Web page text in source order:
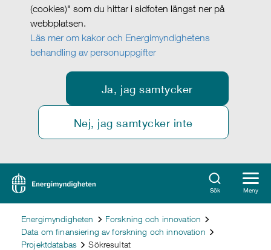
(cookies)" som du hittar i sidfoten längst ner på
webbplatsen.
Läs mer om kakor och Energimyndighetens
behandling av personuppgifter
Ja, jag samtycker
Nej, jag samtycker inte
Sök Meny
Energimyndigheten
Forskning och innovation
Data om finansiering av forskning och innovation
Projektdatabas
Sökresultat